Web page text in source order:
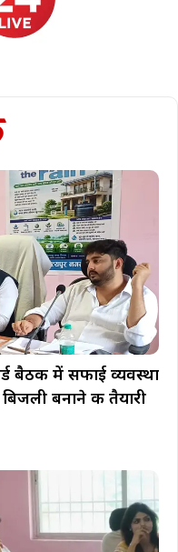
बैठक में सफाई व्यवस्था
बनाने की तैयारी